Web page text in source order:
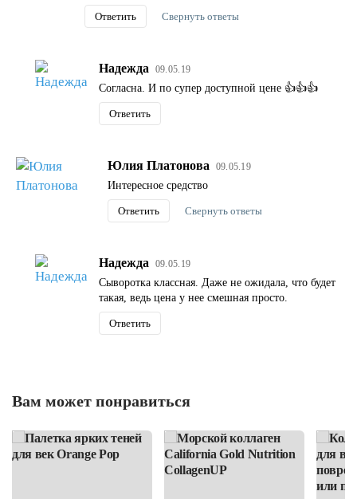
Ответить Свернуть ответы
Надежда 09.05.19
Согласна. И по супер доступной цене 👍👍👍
Ответить
Юлия Платонова 09.05.19
Интересное средство
Ответить Свернуть ответы
Надежда 09.05.19
Сыворотка классная. Даже не ожидала, что будет
такая, ведь цена у нее смешная просто.
Ответить
Вам может понравиться